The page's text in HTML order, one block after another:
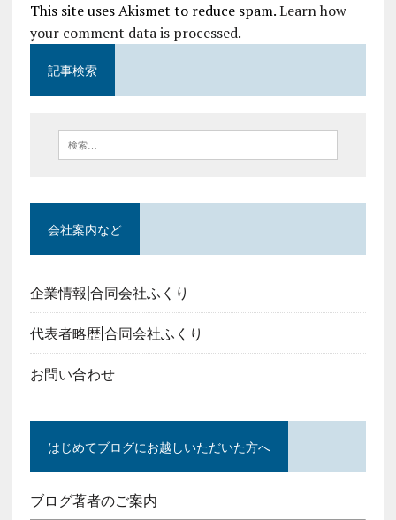
This site uses Akismet to reduce spam.Learn how
your comment data is processed.
記事検索
会社案内など
企業情報|合同会社ふくり
代表者略歴|合同会社ふくり
お問い合わせ
はじめてブログにお越しいただいた方へ
ブログ著者のご案内